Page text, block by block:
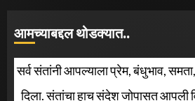
आमच्याबद्दल थोडक्यात..
सर्व संतांनी आपल्याला प्रेम, बंधुभाव,
दिला. संतांचा हाच संदेश जोपासत आपली